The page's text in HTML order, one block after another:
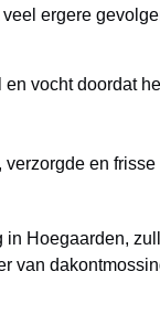
ergere
vocht doordat
en
Hoegaarden,
van